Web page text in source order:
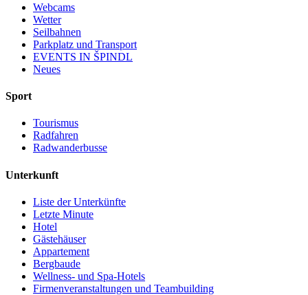
Webcams
Wetter
Seilbahnen
Parkplatz und Transport
EVENTS IN ŠPINDL
Neues
Sport
Tourismus
Radfahren
Radwanderbusse
Unterkunft
Liste der Unterkünfte
Letzte Minute
Hotel
Gästehäuser
Appartement
Bergbaude
Wellness- und Spa-Hotels
Firmenveranstaltungen und Teambuilding